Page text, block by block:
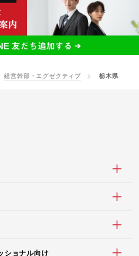
経営幹部・エグゼクティブ 栃木県
ショナル向け